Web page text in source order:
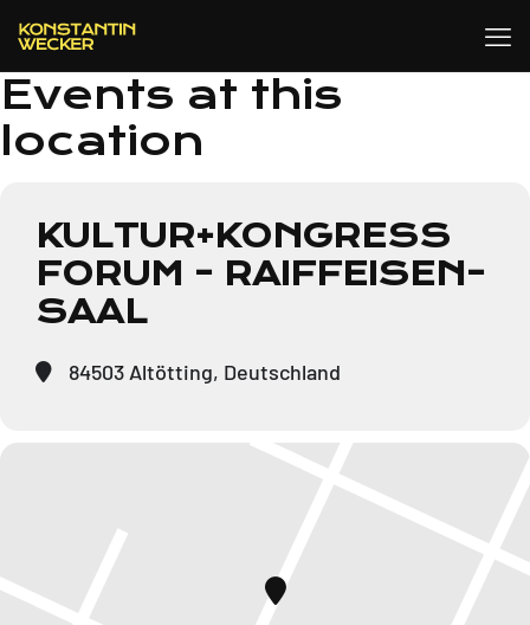
Events at this
location
KULTUR+KONGRESS
FORUM - RAIFFEISEN-
SAAL
84503 Altötting, Deutschland